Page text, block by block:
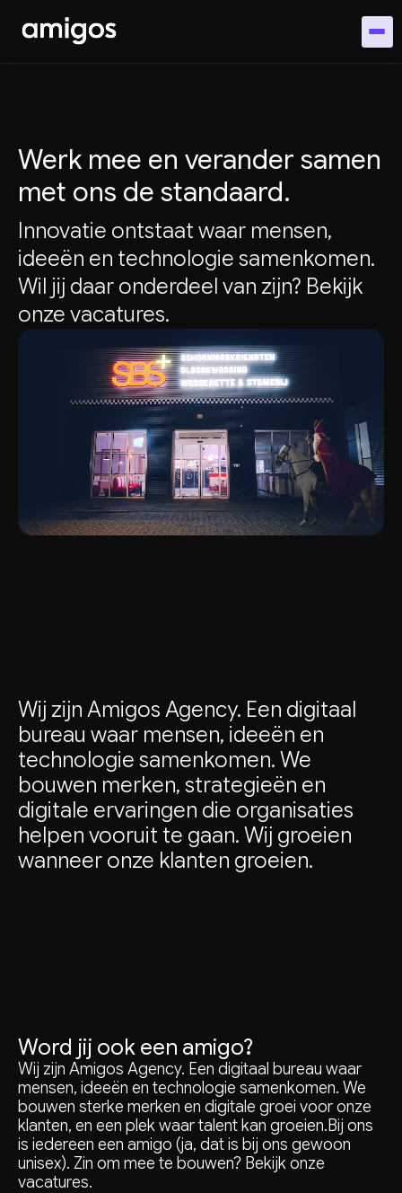
Werk mee en verander samen
met ons de standaard.
Innovatie ontstaat waar mensen,
ideeën en technologie samenkomen.
Wil jij daar onderdeel van zijn? Bekijk
onze vacatures.
Wij zijn Amigos Agency. Een digitaal
bureau waar mensen, ideeën en
technologie samenkomen. We
bouwen merken, strategieën en
digitale ervaringen die organisaties
helpen vooruit te gaan. Wij groeien
wanneer onze klanten groeien.
Word jij ook een amigo?
Wij zijn Amigos Agency. Een digitaal bureau waar
mensen, ideeën en technologie samenkomen. We
bouwen sterke merken en digitale groei voor onze
klanten, en een plek waar talent kan groeien.Bij ons
is iedereen een amigo (ja, dat is bij ons gewoon
unisex). Zin om mee te bouwen? Bekijk onze
vacatures.